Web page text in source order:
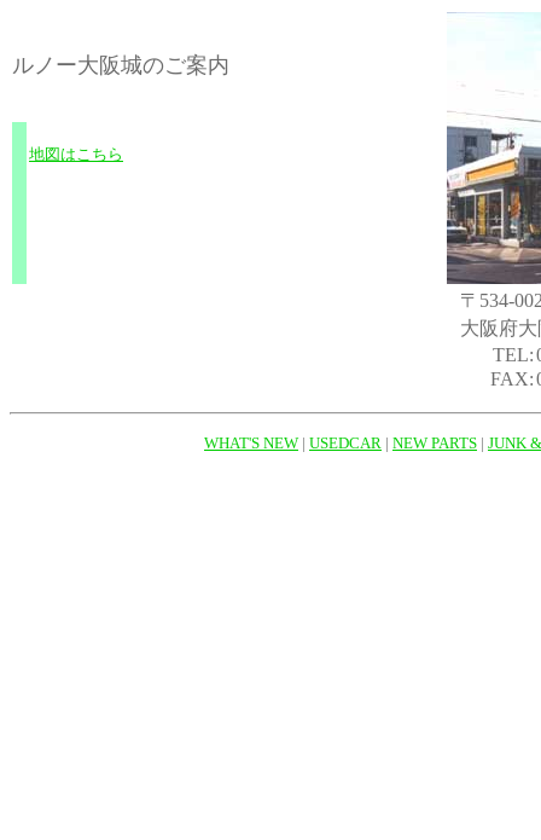
ルノー大阪城のご案内
地図はこちら
〒534-
大阪府
TEL:
FAX:
WHAT'S NEW | USEDCAR | NEW PARTS | JUNK